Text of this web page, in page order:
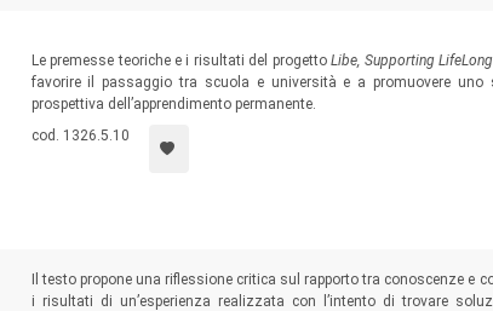
Le premesse teoriche e i risultati del progettoLibe, Supporting
favorire il passaggio tra scuola e università e a promuovere uno
prospettiva dell’apprendimento permanente.
cod. 1326.5.10
Il testo propone una riflessione critica sul rapporto tra conoscenze e
i risultati di un’esperienza realizzata con l’intento di trovare